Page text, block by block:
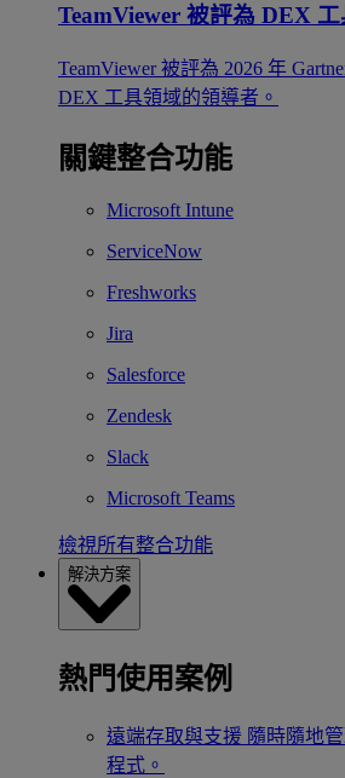
TeamViewer 被評為 DEX
TeamViewer 被評為 2026 年
DEX 工具領域的領導者。
關鍵整合功能
Microsoft Intune
ServiceNow
Freshworks
Jira
Salesforce
Zendesk
Slack
Microsoft Teams
檢視所有整合功能
解決方案
熱門使用案例
遠端存取與支援 隨時隨地
程式。